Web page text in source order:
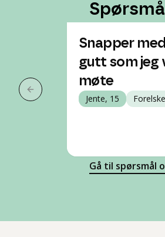
Forrige slide
Snapper
gutt som jeg
møte
Jente, 15
Gå til spørsmål